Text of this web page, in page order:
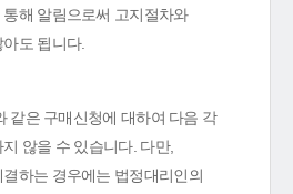
해 알림으로써 고지절차와
도 됩니다.
같은 구매신청에 대하여 다음 각
않을 수 있습니다. 다만,
하는 경우에는 법정대리인의